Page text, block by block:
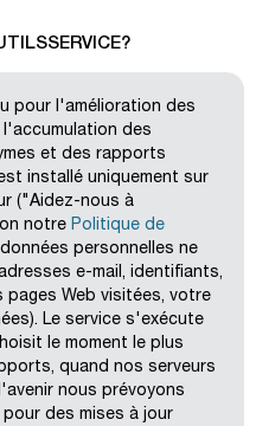
pour l'amélioration des
des
et des rapports
installé uniquement sur
("Aidez-nous à
notrePolitique de
personnelles ne
e-mail, identifiants,
pages Web visitées, votre
Le service s'exécute
le moment le plus
quand nos serveurs
nous prévoyons
des mises à jour